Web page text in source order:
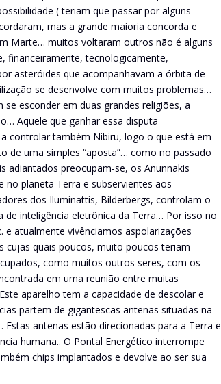
( teriam que passar por alguns
mas a grande maioria concorda e
Marte… muitos voltaram outros não é alguns
financeiramente, tecnologicamente,
asteróides que acompanhavam a órbita de
se desenvolve com muitos problemas…
esconder em duas grandes religiões, a
Aquele que ganhar essa disputa
controlar também Nibiru, logo o que está em
de uma simples “aposta”… como no passado
adiantados preocupam-se, os Anunnakis
planeta Terra e subservientes aos
dos Iluminattis, Bilderbergs, controlam o
inteligência eletrônica da Terra… Por isso no
e atualmente vivênciamos aspolarizações
cujas quais poucos, muito poucos teriam
como muitos outros seres, com os
em uma reunião entre muitas
aparelho tem a capacidade de descolar e
partem de gigantescas antenas situadas na
antenas estão direcionadas para a Terra e
humana.. O Pontal Energético interrompe
chips implantados e devolve ao ser sua